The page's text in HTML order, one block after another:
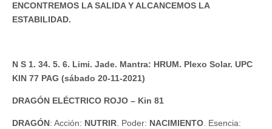
ENCONTREMOS LA SALIDA Y ALCANCEMOS LA
ESTABILIDAD.
N S 1. 34. 5. 6. Limi. Jade. Mantra: HRUM. Plexo Solar. UPC
KIN 77 PAG (sábado 20-11-2021)
DRAGÓN ELÉCTRICO ROJO – Kin 81
DRAGÓN: Acción: NUTRIR. Poder: NACIMIENTO. Esencia: